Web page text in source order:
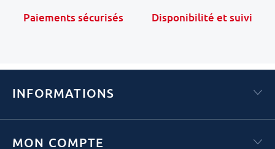
Paiements sécurisés Disponibilité et suivi
INFORMATIONS
MON COMPTE